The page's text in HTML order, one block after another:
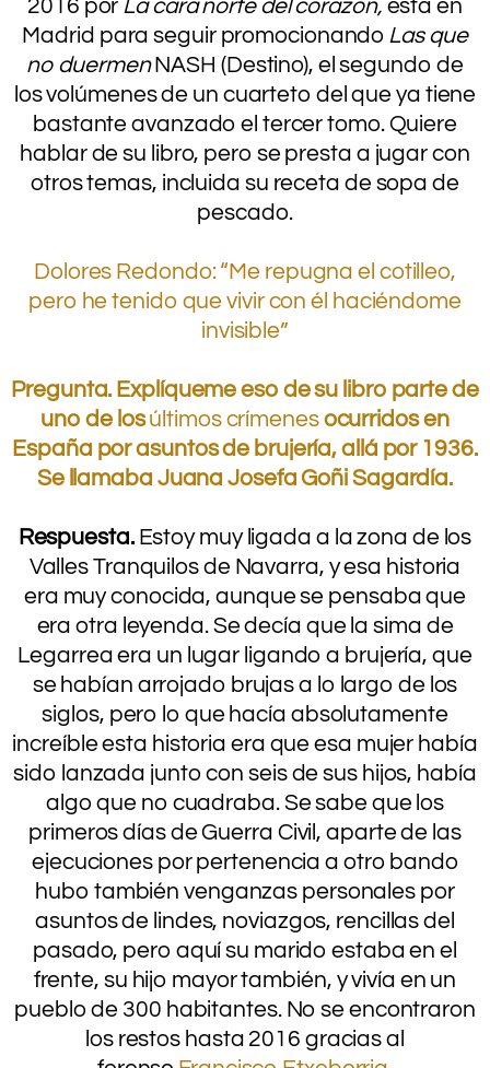
2016 por La cara norte del corazón, está en
Madrid para seguir promocionando Las que
no duermenNASH (Destino), el segundo de
los volúmenes de un cuarteto del que ya tiene
bastante avanzado el tercer tomo. Quiere
hablar de su libro, pero se presta a jugar con
otros temas, incluida su receta de sopa de
pescado.
Dolores Redondo: “Me repugna el cotilleo,
pero he tenido que vivir con él haciéndome
invisible”
Pregunta. Explíqueme eso de su libro parte de
uno de losúltimos crímenesocurridos en
España por asuntos de brujería, allá por 1936.
Se llamaba Juana Josefa Goñi Sagardía.
Respuesta.Estoy muy ligada a la zona de los
Valles Tranquilos de Navarra, y esa historia
era muy conocida, aunque se pensaba que
era otra leyenda. Se decía que la sima de
Legarrea era un lugar ligando a brujería, que
se habían arrojado brujas a lo largo de los
siglos, pero lo que hacía absolutamente
increíble esta historia era que esa mujer había
sido lanzada junto con seis de sus hijos, había
algo que no cuadraba. Se sabe que los
primeros días de Guerra Civil, aparte de las
ejecuciones por pertenencia a otro bando
hubo también venganzas personales por
asuntos de lindes, noviazgos, rencillas del
pasado, pero aquí su marido estaba en el
frente, su hijo mayor también, y vivía en un
pueblo de 300 habitantes. No se encontraron
los restos hasta 2016 gracias al